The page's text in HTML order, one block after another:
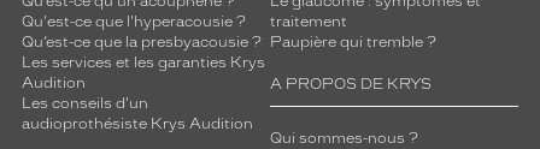
Qu'est-ce que l'hyperacousie ?
Qu’est-ce que la presbyacousie ?
Les services et les garanties Krys
Audition
Les conseils d'un
audioprothésiste Krys Audition
traitement
Paupière qui tremble ?
A PROPOS DE KRYS
Qui sommes-nous ?